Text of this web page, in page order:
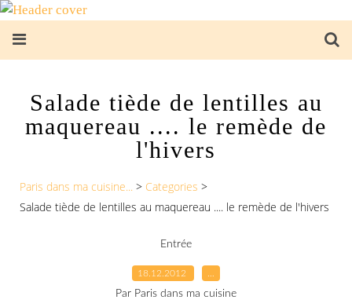
Salade tiède de lentilles au
maquereau .... le remède de
l'hivers
Paris dans ma cuisine... > Categories >
Salade tiède de lentilles au maquereau .... le remède de l'hivers
Entrée
18.12.2012
Par Paris dans ma cuisine